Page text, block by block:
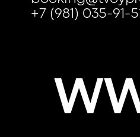
+7 (981) 035-91-51